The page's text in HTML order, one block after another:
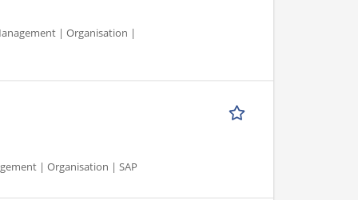
| Organisation |
| Organisation | SAP